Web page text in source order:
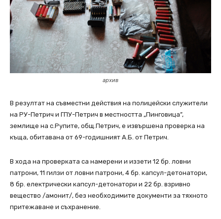
архив
В резултат на съвместни действия на полицейски служители
на РУ-Петрич и ГПУ-Петрич в местността „Пинговица”,
землище на с.Рупите, общ.Петрич, е извършена проверка на
къща, обитавана от 69-годишният А.Б. от Петрич.
В хода на проверката са намерени и иззети 12 бр. ловни
патрони, 11 гилзи от ловни патрони, 4 бр. капсул-детонатори,
8 бр. електрически капсул-детонатори и 22 бр. взривно
вещество /амонит/, без необходимите документи за тяхното
притежаване и съхранение.